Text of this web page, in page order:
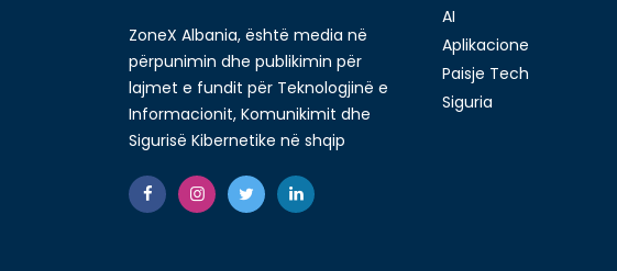
ZoneX Albania, është media në
përpunimin dhe publikimin për
lajmet e fundit për Teknologjinë e
Informacionit, Komunikimit dhe
Sigurisë Kibernetike në shqip
AI
Aplikacione
Paisje Tech
Siguria